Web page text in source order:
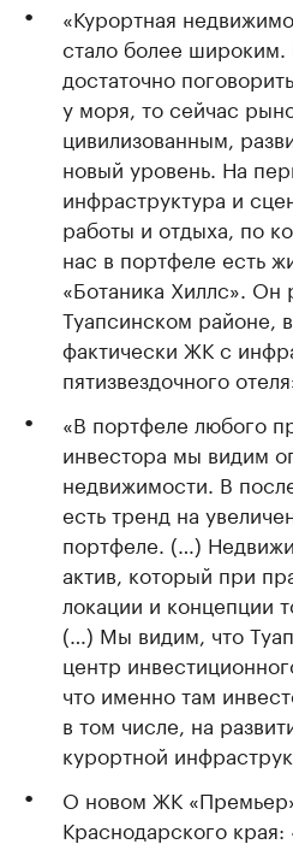
«Курортная
стало более
достаточно
у моря, то сейчас
цивилизованным,
новый уровень. На
инфраструктура и
работы и отдыха, по
нас в портфеле есть
«Ботаника Хиллс». Он
Туапсинском районе,
фактически ЖК с
пятизвездочного
«В портфеле любого
инвестора мы видим
недвижимости. В
есть тренд на
портфеле. (…)
актив, который при
локации и концепции
(…) Мы видим, что
центр
что именно там
в том числе, на
курортной
О новом ЖК
Краснодарского